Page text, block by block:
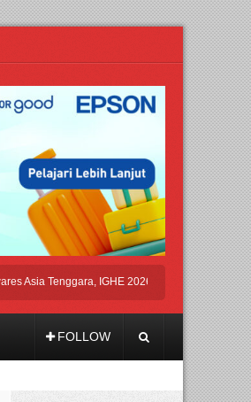
Tenggara, IGHE 2026 Kembali Digelar di Jakarta
FOLLOW